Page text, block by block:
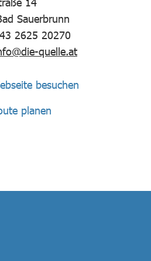
Sauerbrunn
2625 20270
quelle.at
besuchen
planen